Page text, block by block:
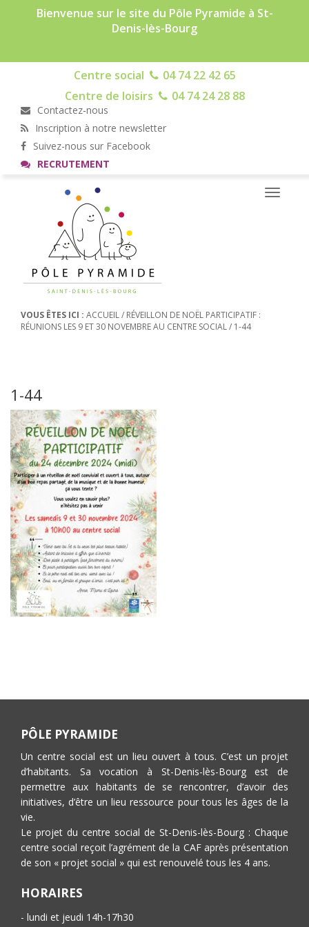
Bienvenue sur le site du Pôle Pyramide à St-
Denis-lès-Bourg
Centre social
04 74 22 42 65
Centre de loisirs
04 74 24 28 88
Contactez-nous
Inscription à notre newsletter
Suivez-nous sur Facebook
RECRUTEMENT
Toggle
VOUS ÊTES ICI : ACCUEIL/ RÉVEILLON DE NOËL PARTICIPATIF :
RÉUNIONS LES 9 ET 30 NOVEMBRE AU CENTRE SOCIAL/ 1-44
1-44
PÔLE PYRAMIDE
Un centre social est un lieu ouvert à tous. C’est un projet
d’habitants. Sa vocation à St-Denis-lès-Bourg est de
permettre aux habitants de se rencontrer, d’avoir des
initiatives, d’être un lieu ressource pour tous les âges de la
vie.
Le projet du centre social de St-Denis-lès-Bourg : Chaque
centre social reçoit l’agrément de la CAF après présentation
de son « projet social » qui est renouvelé tous les 4 ans.
HORAIRES
- lundi et jeudi 14h-17h30